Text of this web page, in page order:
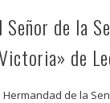
Señor de la
de
Hermandad de la